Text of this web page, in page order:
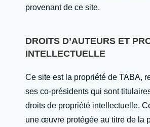
provenant de ce site.
DROITS D’AUTEURS ET
INTELLECTUELLE
Ce site est la propriété de TABA,
ses co-présidents qui sont
droits de propriété intellectuelle.
une œuvre protégée au titre de la